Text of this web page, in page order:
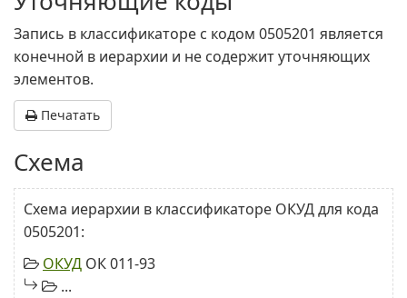
Запись в классификаторе с кодом 0505201 является
конечной в иерархии и не содержит уточняющих
элементов.
Печатать
Схема
Схема иерархии в классификаторе ОКУД для кода
0505201:
ОКУД ОК 011-93
...